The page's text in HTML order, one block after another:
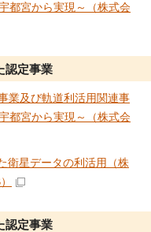
都宮から実現～（株式会
認定事業
業及び軌道利活用関連事
都宮から実現～（株式会
衛星データの利活用（株
認定事業